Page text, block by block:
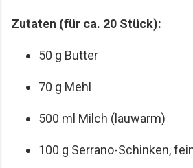
Zutaten (für ca. 20 Stück):
50 g Butter
70 g Mehl
500 ml Milch (lauwarm)
100 g Serrano-Schinken,